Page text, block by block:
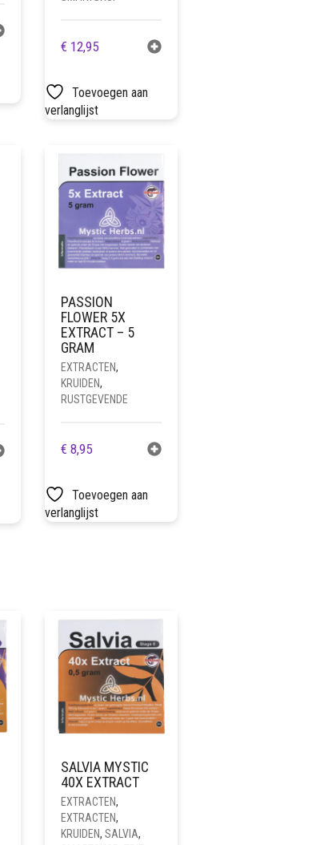
€ 12,95
Toevoegen aan
verlanglijst
PASSION
FLOWER 5X
EXTRACT – 5
GRAM
EXTRACTEN,
KRUIDEN,
RUSTGEVENDE
€ 8,95
Toevoegen aan
verlanglijst
SALVIA MYSTIC
40X EXTRACT
EXTRACTEN,
EXTRACTEN,
KRUIDEN,SALVIA,